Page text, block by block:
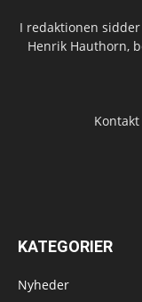
I redaktionen
Henrik Hauthorn,
Kontakt
KATEGORIER
Nyheder